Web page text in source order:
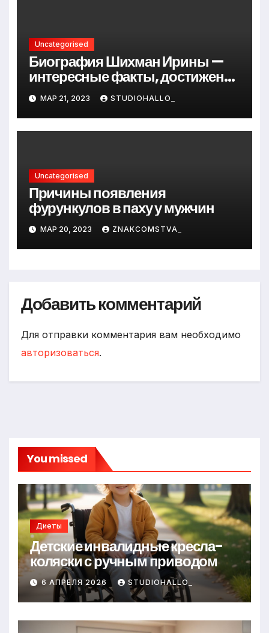
Uncategorised
Биография Шихман Ирины —
интересные факты, достижения
и путь к успеху
МАР 21, 2023 STUDIOHALLO_
Uncategorised
Причины появления
фурункулов в паху у мужчин
МАР 20, 2023 ZNAKCOMSTVA_
Добавить комментарий
Для отправки комментария вам необходимо
авторизоваться.
You missed
Диеты
Детские инвалидные кресла-
коляски с ручным приводом
6 АПРЕЛЯ 2026 STUDIOHALLO_